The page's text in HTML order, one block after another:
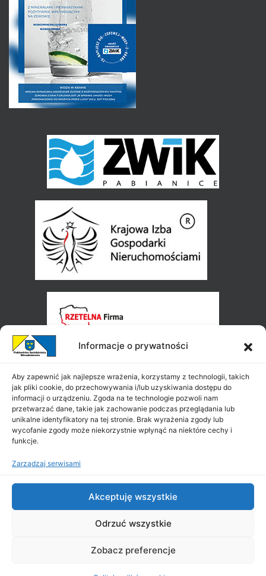
Informacje o prywatności
Aby zapewnić jak najlepsze wrażenia, korzystamy z technologii, takich
jak pliki cookie, do przechowywania i/lub uzyskiwania dostępu do
informacji o urządzeniu. Zgoda na te technologie pozwoli nam
przetwarzać dane, takie jak zachowanie podczas przeglądania lub
unikalne identyfikatory na tej stronie. Brak wyrażenia zgody lub
wycofanie zgody może niekorzystnie wpłynąć na niektóre cechy i
funkcje.
Zarządzaj serwisami
Akceptuję wszystkie
Odrzuć wszystkie
Zobacz preferencje
2026 |
All Rights Reserved